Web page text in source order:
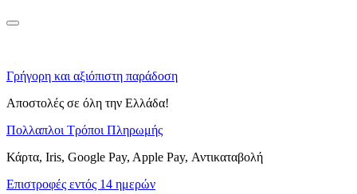
Γρήγορη και αξιόπιστη παράδοση
Αποστολές σε όλη την Ελλάδα!
Πολλαπλοι Τρόποι Πληρωμής
Κάρτα, Iris, Google Pay, Apple Pay, Αντικαταβολή
Επιστροφές εντός 14 ημερών